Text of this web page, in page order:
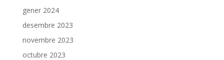
gener 2024
desembre 2023
novembre 2023
octubre 2023